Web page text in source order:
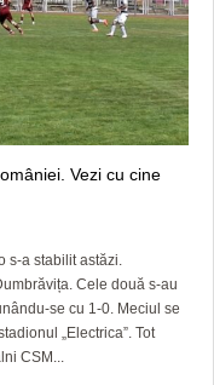
Vezi cu cine
s-a stabilit astăzi.
Cele două s-au
se cu 1-0. Meciul se
„Electrica”. Tot
CSM...